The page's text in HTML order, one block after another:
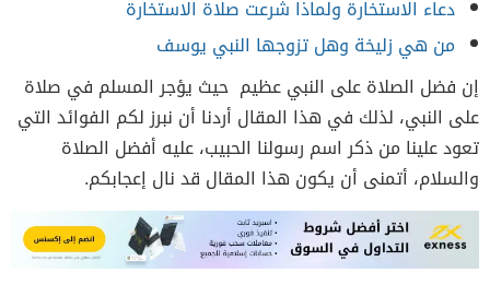
دعاء الاستخارة ولماذا شرعت صلاة الاستخارة
من هي زليخة وهل تزوجها النبي يوسف
إن فضل الصلاة على النبي عظيم حيث يؤجر المسلم في صلاة
على النبي، لذلك في هذا المقال أردنا أن نبرز لكم الفوائد التي
تعود علينا من ذكر اسم رسولنا الحبيب، عليه أفضل الصلاة
والسلام، أتمنى أن يكون هذا المقال قد نال إعجابكم.